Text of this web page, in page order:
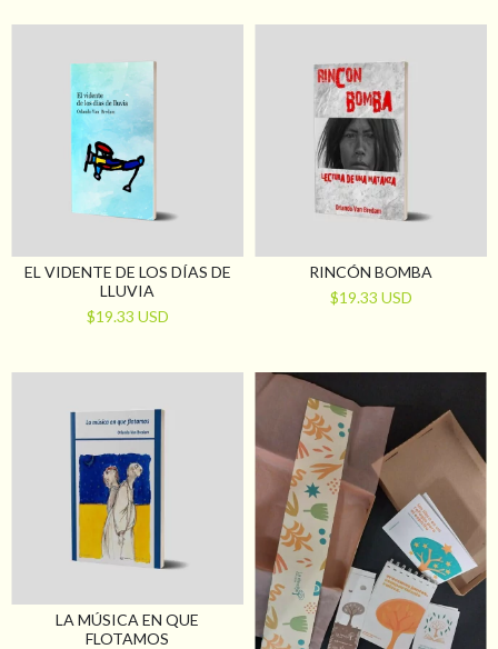
EL VIDENTE DE LOS DÍAS DE
LLUVIA
$19.33 USD
RINCÓN BOMBA
$19.33 USD
LA MÚSICA EN QUE
FLOTAMOS